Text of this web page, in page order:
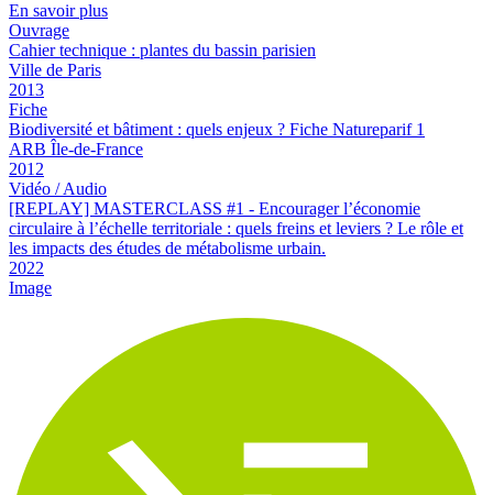
En savoir plus
Ouvrage
Cahier technique : plantes du bassin parisien
Ville de Paris
2013
Fiche
Biodiversité et bâtiment : quels enjeux ? Fiche Natureparif 1
ARB Île-de-France
2012
Vidéo / Audio
[REPLAY] MASTERCLASS #1 - Encourager l’économie
circulaire à l’échelle territoriale : quels freins et leviers ? Le rôle et
les impacts des études de métabolisme urbain.
2022
Image